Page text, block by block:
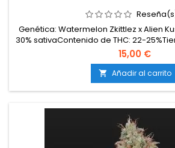
Genética: Watermelon Zkittlez x Alien
30% sativaContenido de THC: 22-
9 semanas en interiorProducción en
g/m²Producción en exterior: 700-900 g/
cm en interior; hasta 200 cm en
sabores: Dulces y afrutados, con
15,00 €
 Añadir al carrito